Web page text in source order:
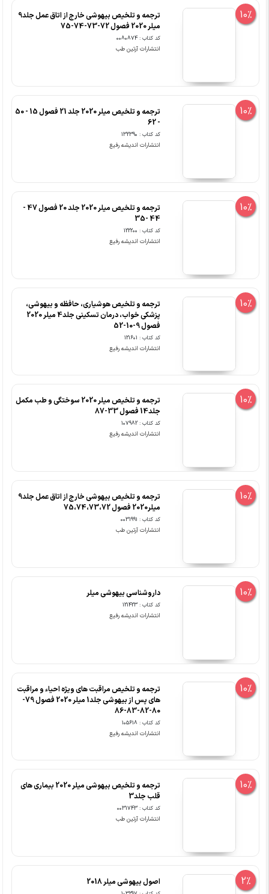
10%
ترجمه و تلخیص بیهوشی خارج از اتاق عمل جلد9
میلر 2020 فصول 72-73-74-75
کد کتاب : 0080874
انتشارات آرتین طب
10%
ترجمه و تلخیص میلر 2020 جلد 21 فصول 15 - 50
- 62
کد کتاب : 132390
انتشارات اندیشه رفیع
10%
ترجمه و تلخیص میلر 2020 جلد 20 فصول 47 -
44 -35
کد کتاب : 122200
انتشارات اندیشه رفیع
10%
ترجمه و تلخیص هوشیاری، حافظه و بیهوشی،
پزشکی خواب، درمان تسکینی جلد4 میلر 2020
فصول 9-10-52
کد کتاب : 121601
انتشارات اندیشه رفیع
10%
ترجمه و تلخیص میلر 2020 سوختگی و طب مکمل
جلد14 فصول 33-87
کد کتاب : 107982
انتشارات اندیشه رفیع
10%
ترجمه و تلخیص بیهوشی خارج از اتاق عمل جلد9
میلر2020 فصول 75،74،73،72
کد کتاب : 0031991
انتشارات آرتین طب
10% داروشناسی بیهوشی میلر
کد کتاب : 121423
انتشارات اندیشه رفیع
10%
ترجمه و تلخیص مراقبت های ویژه احیاء و مراقبت
های پس از بیهوشی جلد1 میلر 2020 فصول 79-
80-82-83-86
کد کتاب : 105618
انتشارات اندیشه رفیع
10%
ترجمه و تلخیص بیهوشی میلر 2020 بیماری های
قلب جلد3
کد کتاب : 0031743
انتشارات آرتین طب
2% اصول بیهوشی میلر 2018